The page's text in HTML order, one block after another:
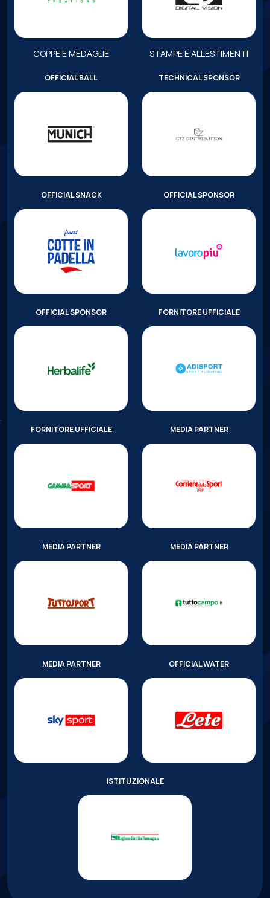
COPPE E MEDAGLIE STAMPE E ALLESTIMENTI
OFFICIAL BALL TECHNICAL SPONSOR
OFFICIAL SNACK OFFICIAL SPONSOR
OFFICIAL SPONSOR FORNITORE UFFICIALE
FORNITORE UFFICIALE MEDIA PARTNER
MEDIA PARTNER MEDIA PARTNER
MEDIA PARTNER OFFICIAL WATER
ISTITUZIONALE